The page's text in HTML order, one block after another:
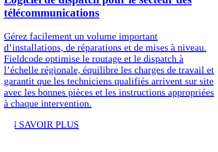
télécommunications
Gérez facilement un volume important
d’installations, de réparations et de mises à niveau.
Fieldcode optimise le routage et le dispatch à
l’échelle régionale, équilibre les charges de travail et
garantit que les techniciens qualifiés arrivent sur site
avec les bonnes pièces et les instructions appropriées
à chaque intervention.
EN SAVOIR PLUS